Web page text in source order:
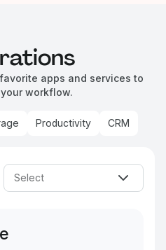
apps and services to
workflow.
Productivity CRM
Select